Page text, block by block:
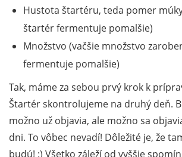
Hustota štartéru, teda pomer
štartér fermentuje pomalšie)
Množstvo (vačšie množstvo
fermentuje pomalšie)
Tak, máme za sebou prvý krok k
Štartér skontrolujeme na druhý deň.
možno už objavia, ale možno sa
dni. To vôbec nevadí! Dôležité je, že
budú! :) Všetko záleží od vyššie